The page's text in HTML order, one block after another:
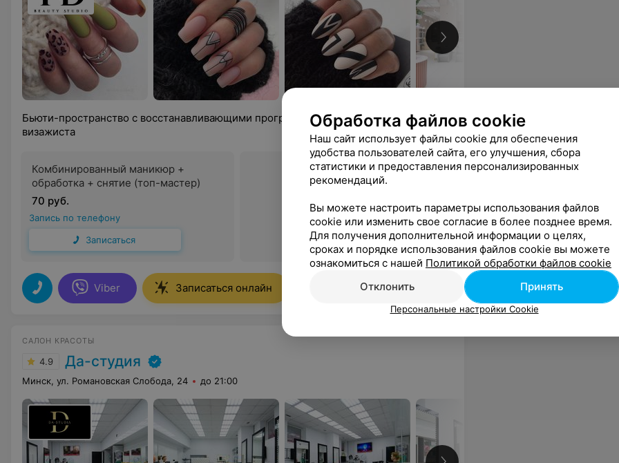
Бьюти-пространство с восстанавливающими программами для волос и услугами
визажиста
Комбинированный маникюр +
обработка + снятие (топ-мастер)
70 руб.
Запись по телефону
Записаться
Все цены
Viber Записаться онлайн Все цены
САЛОН КРАСОТЫ
4.9 Да-студия
Минск, ул. Романовская Слобода, 24 до 21:00
Обработка файлов cookie
Наш сайт использует файлы cookie для обеспечения
удобства пользователей сайта, его улучшения, сбора
статистики и предоставления персонализированных
рекомендаций.
Вы можете настроить параметры использования файлов
cookie или изменить свое согласие в более позднее время.
Для получения дополнительной информации о целях,
сроках и порядке использования файлов cookie вы можете
ознакомиться с нашей Политикой обработки файлов cookie
Отклонить
Принять
Персональные настройки Cookie